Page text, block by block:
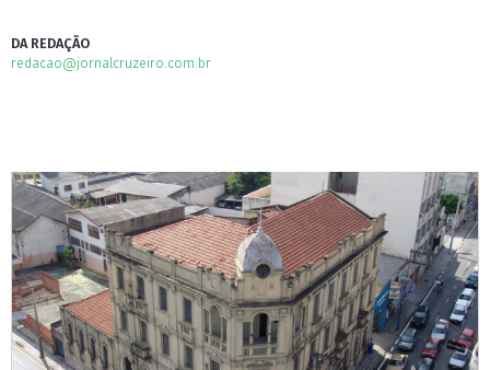
DA REDAÇÃO
redacao@jornalcruzeiro.com.br